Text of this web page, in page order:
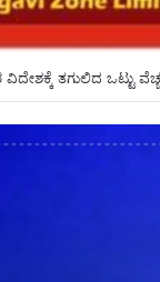
ರಂಗ ಸಂಗೀತ ವೈಭವ*